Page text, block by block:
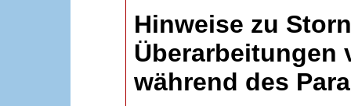
Hinweise zu
Überarbeitungen
während des